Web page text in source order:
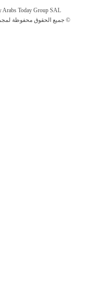
Arabs Today Group SAL
جميع الحقوق محفوظة لمجموعة العرب اليوم الاعلامية 2025 ©